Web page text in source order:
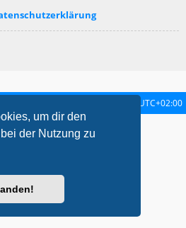
um dir den
der Nutzung zu
UTC+02:00
Updated for phpBB3.2 by
® Forum Software © phpBB Limited
durch